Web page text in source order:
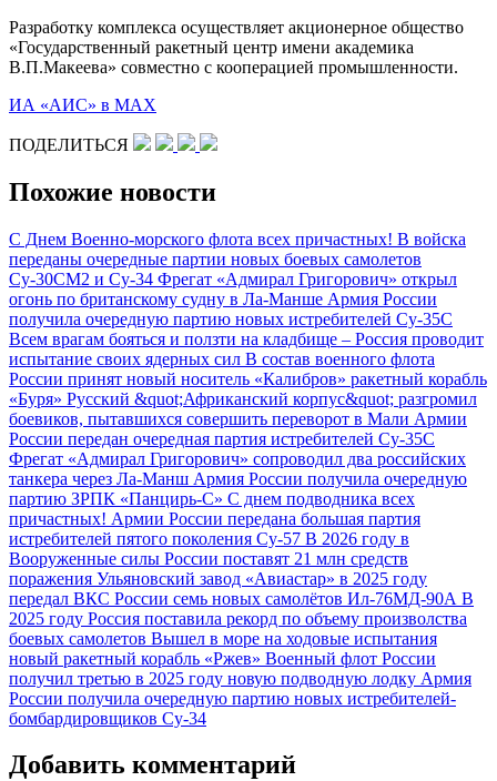
Разработку комплекса осуществляет акционерное общество
«Государственный ракетный центр имени академика
В.П.Макеева» совместно с кооперацией промышленности.
ИА «АИС» в МАХ
ПОДЕЛИТЬСЯ
Похожие новости
С Днем Военно-морского флота всех причастных! В войска
переданы очередные партии новых боевых самолетов
Су-30СМ2 и Су-34 Фрегат «Адмирал Григорович» открыл
огонь по британскому судну в Ла-Манше Армия России
получила очередную партию новых истребителей Су-35С
Всем врагам бояться и ползти на кладбище – Россия проводит
испытание своих ядерных сил В состав военного флота
России принят новый носитель «Калибров» ракетный корабль
«Буря» Русский &quot;Африканский корпус&quot; разгромил
боевиков, пытавшихся совершить переворот в Мали Армии
России передан очередная партия истребителей Су-35С
Фрегат «Адмирал Григорович» сопроводил два российских
танкера через Ла-Манш Армия России получила очередную
партию ЗРПК «Панцирь-С» С днем подводника всех
причастных! Армии России передана большая партия
истребителей пятого поколения Су-57 В 2026 году в
Вооруженные силы России поставят 21 млн средств
поражения Ульяновский завод «Авиастар» в 2025 году
передал ВКС России семь новых самолётов Ил-76МД-90А В
2025 году Россия поставила рекорд по объему произволства
боевых самолетов Вышел в море на ходовые испытания
новый ракетный корабль «Ржев» Военный флот России
получил третью в 2025 году новую подводную лодку Армия
России получила очередную партию новых истребителей-
бомбардировщиков Су-34
Добавить комментарий